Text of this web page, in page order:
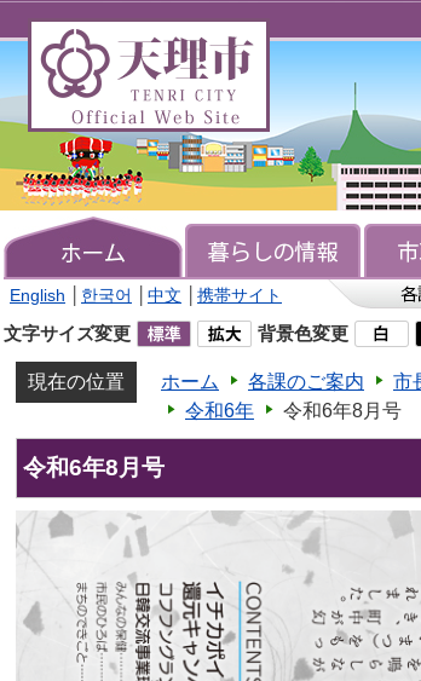
TENRI
Official
English 한국어 中文 携帯サイト
文字サイズ変更 背景色変更
現在の位置 ホーム 各課のご案内 市
令和6年
令和6年8月号
令和6年8月号